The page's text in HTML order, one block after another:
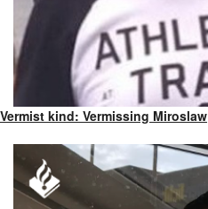
Vermist kind: Vermissing Miroslaw